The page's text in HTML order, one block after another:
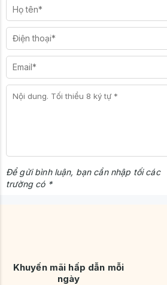
Để gửi bình luận, bạn cần nhập tối các
trường có *
Khuyến mãi hấp dẫn mỗi
ngày